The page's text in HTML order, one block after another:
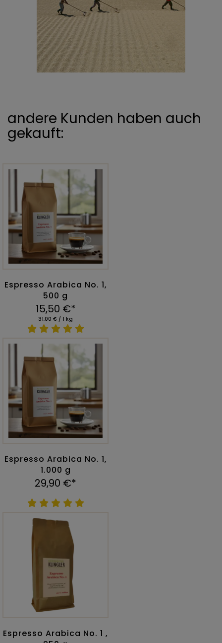
andere Kunden haben auch
gekauft:
Espresso Arabica No. 1,
500 g
15,50 €*
31,00 € / 1 kg
Espresso Arabica No. 1,
1.000 g
29,90 €*
Espresso Arabica No. 1 ,